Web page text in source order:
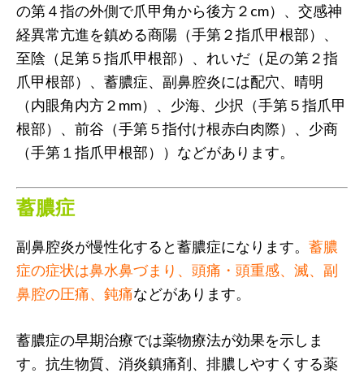
の第４指の外側で爪甲角から後方２cm）、交感神
経異常亢進を鎮める商陽（手第２指爪甲根部）、
至陰（足第５指爪甲根部）、れいだ（足の第２指
爪甲根部）、蓄膿症、副鼻腔炎には配穴、晴明
（内眼角内方２mm）、少海、少択（手第５指爪甲
根部）、前谷（手第５指付け根赤白肉際）、少商
（手第１指爪甲根部））などがあります。
蓄膿症
副鼻腔炎が慢性化すると蓄膿症になります。 蓄膿
症の症状は鼻水鼻づまり、頭痛・頭重感、滅、副
鼻腔の圧痛、鈍痛などがあります。
蓄膿症の早期治療では薬物療法が効果を示しま
す。抗生物質、消炎鎮痛剤、排膿しやすくする薬